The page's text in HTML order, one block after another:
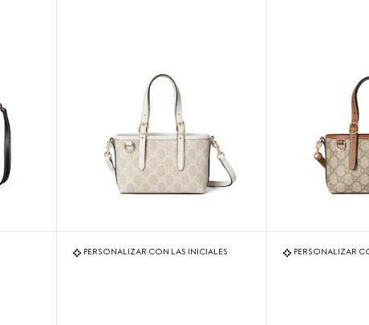
PERSONALIZAR CON LAS INICIALES PERSONALIZAR